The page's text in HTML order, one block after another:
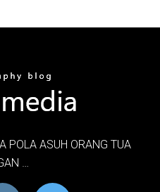
POLA ASUH ORANG TUA
…